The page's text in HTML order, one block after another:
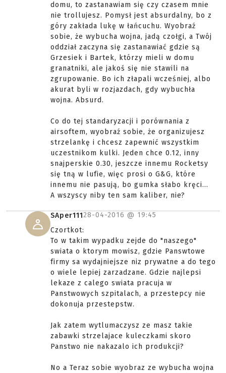
domu, to zastanawiam się czy czasem mnie
nie trollujesz. Pomysł jest absurdalny, bo z
góry zakłada lukę w łańcuchu. Wyobraź
sobie, że wybucha wojna, jadą czołgi, a Twój
oddział zaczyna się zastanawiać gdzie są
Grzesiek i Bartek, którzy mieli w domu
granatniki, ale jakoś się nie stawili na
zgrupowanie. Bo ich złapali wcześniej, albo
akurat byli w rozjazdach, gdy wybuchła
wojna. Absurd.
Co do tej standaryzacji i porównania z
airsoftem, wyobraź sobie, że organizujesz
strzelankę i chcesz zapewnić wszystkim
uczestnikom kulki. Jeden chce 0.12, inny
snajperskie 0.30, jeszcze innemu Rocketsy
się tną w lufie, więc prosi o G&G, które
innemu nie pasują, bo gumka słabo kręci...
A wszyscy niby ten sam kaliber, nie?
SAper11128-04-2016 @ 19:45
Czortkot:
To w takim wypadku zejde do "naszego"
swiata o ktorym mowisz, gdzie Panswtowe
firmy sa wydajniejsze niz prywatne a do tego
o wiele lepiej zarzadzane. Gdzie najlepsi
lekaze z calego swiata pracuja w
Panstwowych szpitalach, a przestepcy nie
dokonuja przestepstw.
Jak zatem wytlumaczysz ze masz takie
zabawki strzelajace kuleczkami skoro
Panstwo nie nakazalo ich produkcji?
No a Teraz sobie wyobraz ze wybucha wojna